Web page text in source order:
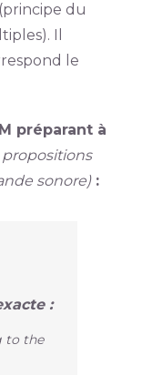
du
Il
le
préparant à
propositions
sonore):
:
to the